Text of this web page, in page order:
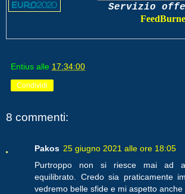
Servizio
Entius alle 17:34:00
Condividi
8 commenti:
Pakos 25 giugno 2021 alle ore 18:05
Purtroppo non si riesce mai ad
equilibrato. Credo sia praticamente
vedremo belle sfide e mi aspetto anche